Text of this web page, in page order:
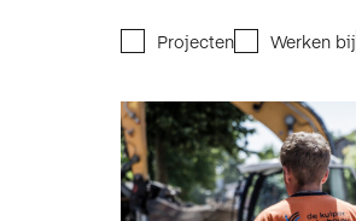
Projecten Werken bij